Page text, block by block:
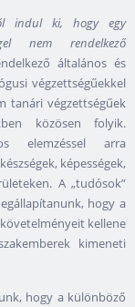
indul ki, hogy egy
nem rendelkező
általános és
végzettségűekkel
tanári végzettségűek
közösen folyik.
elemzéssel arra
képességek,
A „tudósok”
hogy a
kellene
kimeneti
hogy a különböző